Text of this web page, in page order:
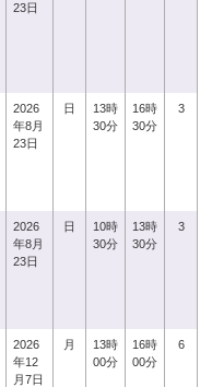
23日
2026
年8月
23日
日
13時
30分
16時
30分
3
2026
年8月
23日
日
10時
30分
13時
30分
3
2026
年12
月7日
月
13時
00分
16時
00分
6